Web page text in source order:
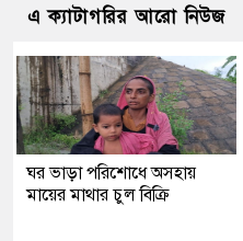
এ ক্যাটাগরির আরো নিউজ
ঘর ভাড়া পরিশোধে অসহায়
মায়ের মাথার চুল বিক্রি